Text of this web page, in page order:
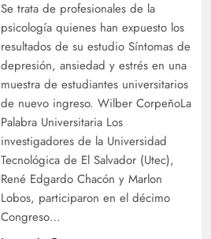
Se trata de profesionales de la
psicología quienes han expuesto los
resultados de su estudio Síntomas de
depresión, ansiedad y estrés en una
muestra de estudiantes universitarios
de nuevo ingreso. Wilber CorpeñoLa
Palabra Universitaria Los
investigadores de la Universidad
Tecnológica de El Salvador (Utec),
René Edgardo Chacón y Marlon
Lobos, participaron en el décimo
Congreso…